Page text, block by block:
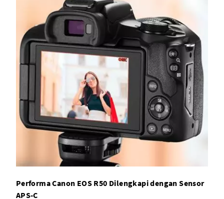
Performa Canon EOS R50 Dilengkapi dengan Sensor
APS-C